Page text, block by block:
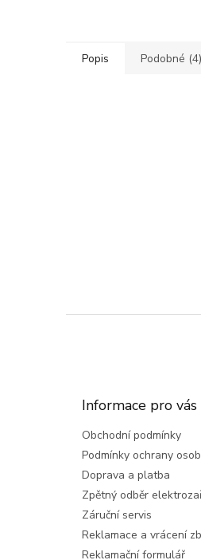
Popis Podobné (4)
Informace pro vás
Obchodní podmínky
Podmínky ochrany
Doprava a platba
Zpětný odběr
Záruční servis
Reklamace a vrácení
Reklamační formulář